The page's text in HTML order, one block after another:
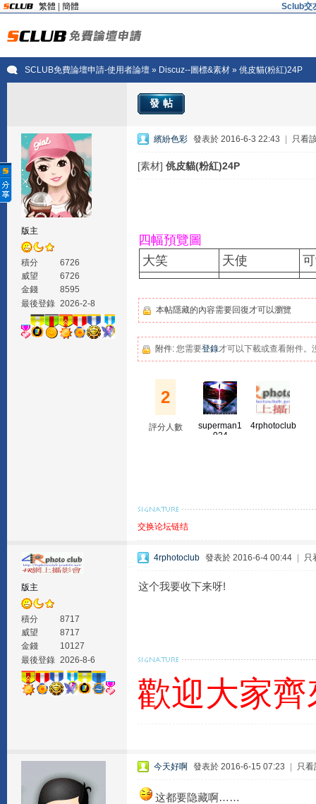
繁體 簡體 Sclub交
SCLUB免費論壇申請-使用者論壇» Discuz--圖標&素材» 佻皮貓(粉紅)24P
發帖
版主
積分
6726
威望
6726
金錢
8595
最後登錄 2026-2-8
繽紛色彩 發表於 2016-6-3 22:43 只看
[素材] 佻皮貓(粉紅)24P
四幅預覽圖
大笑
天使
本帖隱藏的內容需要回復才可以瀏覽
附件: 您需要登錄才可以下載或查看附件。
2
評分人數
superman1
024
4rphotoclub
交换论坛链结
版主
積分
8717
威望
8717
金錢
10127
最後登錄 2026-8-6
4rphotoclub 發表於 2016-6-4 00:44 只
这个我要收下来呀!
歡迎大家
今天好啊 發表於 2016-6-15 07:23 只看
这都要隐藏啊……